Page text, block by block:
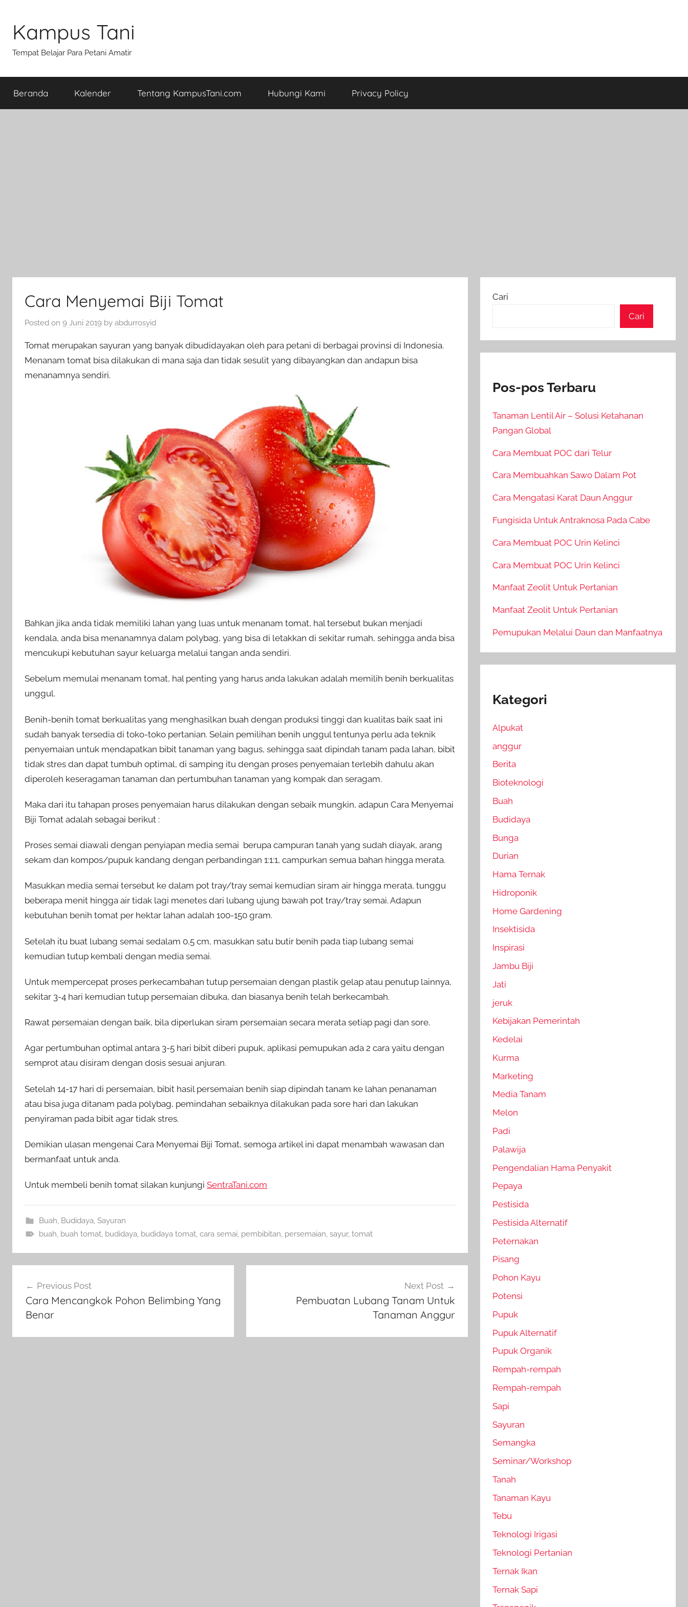
content
Kampus Tani
Tempat Belajar Para Petani Amatir
Beranda Kalender Tentang KampusTani.com Hubungi Kami Privacy Policy
Cara Menyemai Biji Tomat
Posted on 9 Juni 2019 by abdurrosyid
Tomat merupakan sayuran yang banyak dibudidayakan oleh para petani di berbagai provinsi di Indonesia.
Menanam tomat bisa dilakukan di mana saja dan tidak sesulit yang dibayangkan dan andapun bisa
menanamnya sendiri.
Bahkan jika anda tidak memiliki lahan yang luas untuk menanam tomat, hal tersebut bukan menjadi
kendala, anda bisa menanamnya dalam polybag, yang bisa di letakkan di sekitar rumah, sehingga anda bisa
mencukupi kebutuhan sayur keluarga melalui tangan anda sendiri.
Sebelum memulai menanam tomat, hal penting yang harus anda lakukan adalah memilih benih berkualitas
unggul.
Benih-benih tomat berkualitas yang menghasilkan buah dengan produksi tinggi dan kualitas baik saat ini
sudah banyak tersedia di toko-toko pertanian. Selain pemilihan benih unggul tentunya perlu ada teknik
penyemaian untuk mendapatkan bibit tanaman yang bagus, sehingga saat dipindah tanam pada lahan, bibit
tidak stres dan dapat tumbuh optimal, di samping itu dengan proses penyemaian terlebih dahulu akan
diperoleh keseragaman tanaman dan pertumbuhan tanaman yang kompak dan seragam.
Maka dari itu tahapan proses penyemaian harus dilakukan dengan sebaik mungkin, adapun Cara Menyemai
Biji Tomat adalah sebagai berikut :
Proses semai diawali dengan penyiapan media semai berupa campuran tanah yang sudah diayak, arang
sekam dan kompos/pupuk kandang dengan perbandingan 1:1:1, campurkan semua bahan hingga merata.
Masukkan media semai tersebut ke dalam pot tray/tray semai kemudian siram air hingga merata, tunggu
beberapa menit hingga air tidak lagi menetes dari lubang ujung bawah pot tray/tray semai. Adapun
kebutuhan benih tomat per hektar lahan adalah 100-150 gram.
Setelah itu buat lubang semai sedalam 0,5 cm, masukkan satu butir benih pada tiap lubang semai
kemudian tutup kembali dengan media semai.
Untuk mempercepat proses perkecambahan tutup persemaian dengan plastik gelap atau penutup lainnya,
sekitar 3-4 hari kemudian tutup persemaian dibuka, dan biasanya benih telah berkecambah.
Rawat persemaian dengan baik, bila diperlukan siram persemaian secara merata setiap pagi dan sore.
Agar pertumbuhan optimal antara 3-5 hari bibit diberi pupuk, aplikasi pemupukan ada 2 cara yaitu dengan
semprot atau disiram dengan dosis sesuai anjuran.
Setelah 14-17 hari di persemaian, bibit hasil persemaian benih siap dipindah tanam ke lahan penanaman
atau bisa juga ditanam pada polybag, pemindahan sebaiknya dilakukan pada sore hari dan lakukan
penyiraman pada bibit agar tidak stres.
Demikian ulasan mengenai Cara Menyemai Biji Tomat, semoga artikel ini dapat menambah wawasan dan
bermanfaat untuk anda.
Untuk membeli benih tomat silakan kunjungi SentraTani.com
Buah, Budidaya, Sayuran
buah, buah tomat, budidaya, budidaya tomat, cara semai, pembibitan, persemaian, sayur, tomat
pos Previous Post
Cara Mencangkok Pohon Belimbing Yang
Benar
Next Post
Pembuatan Lubang Tanam Untuk
Tanaman Anggur
Cari
Cari
Pos-pos Terbaru
Tanaman Lentil Air – Solusi Ketahanan
Pangan Global
Cara Membuat POC dari Telur
Cara Membuahkan Sawo Dalam Pot
Cara Mengatasi Karat Daun Anggur
Fungisida Untuk Antraknosa Pada Cabe
Cara Membuat POC Urin Kelinci
Cara Membuat POC Urin Kelinci
Manfaat Zeolit Untuk Pertanian
Manfaat Zeolit Untuk Pertanian
Pemupukan Melalui Daun dan Manfaatnya
Kategori
Alpukat
anggur
Berita
Bioteknologi
Buah
Budidaya
Bunga
Durian
Hama Ternak
Hidroponik
Home Gardening
Insektisida
Inspirasi
Jambu Biji
Jati
jeruk
Kebijakan Pemerintah
Kedelai
Kurma
Marketing
Media Tanam
Melon
Padi
Palawija
Pengendalian Hama Penyakit
Pepaya
Pestisida
Pestisida Alternatif
Peternakan
Pisang
Pohon Kayu
Potensi
Pupuk
Pupuk Alternatif
Pupuk Organik
Rempah-rempah
Rempah-rempah
Sapi
Sayuran
Semangka
Seminar/Workshop
Tanah
Tanaman Kayu
Tebu
Teknologi Irigasi
Teknologi Pertanian
Ternak Ikan
Ternak Sapi